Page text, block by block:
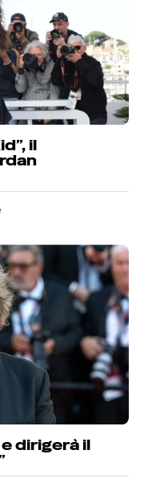
il
dirigerà il